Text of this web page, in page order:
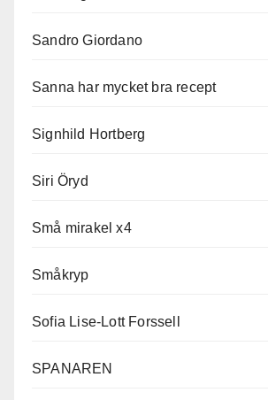
Sandro Giordano
Sanna har mycket bra recept
Signhild Hortberg
Siri Öryd
Små mirakel x4
Småkryp
Sofia Lise-Lott Forssell
SPANAREN